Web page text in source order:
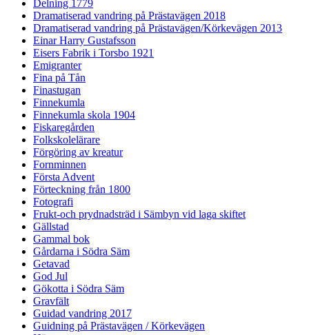
Delning 1779
Dramatiserad vandring på Prästavägen 2018
Dramatiserad vandring på Prästavägen/Körkevägen 2013
Einar Harry Gustafsson
Eisers Fabrik i Torsbo 1921
Emigranter
Fina på Tån
Finastugan
Finnekumla
Finnekumla skola 1904
Fiskaregården
Folkskolelärare
Förgöring av kreatur
Fornminnen
Första Advent
Förteckning från 1800
Fotografi
Frukt-och prydnadsträd i Sämbyn vid laga skiftet
Gällstad
Gammal bok
Gårdarna i Södra Säm
Getavad
God Jul
Gökotta i Södra Säm
Gravfält
Guidad vandring 2017
Guidning på Prästavägen / Körkevägen